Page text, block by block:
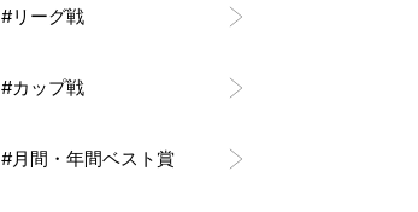
#リーグ戦
#カップ戦
#月間・年間ベスト賞